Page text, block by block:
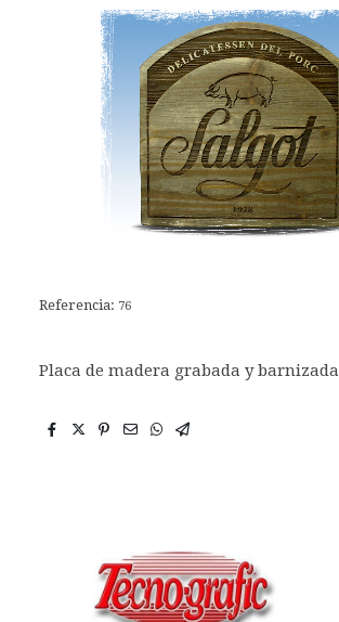
Referencia: 76
Placa de madera grabada y barnizada